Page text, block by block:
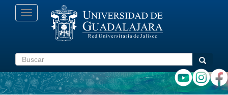
Pasar
Toggle
navigation
Buscar Buscar